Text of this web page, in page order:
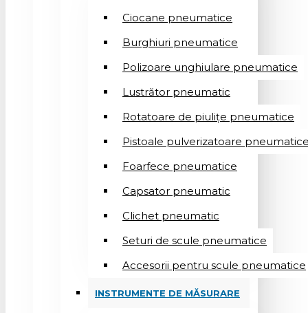
Ciocane pneumatice
Burghiuri pneumatice
Polizoare unghiulare pneumatice
Lustrător pneumatic
Rotatoare de piulițe pneumatice
Pistoale pulverizatoare
Foarfece pneumatice
Capsator pneumatic
Clichet pneumatic
Seturi de scule pneumatice
Accesorii pentru scule pneumatice
INSTRUMENTE DE MĂSURARE